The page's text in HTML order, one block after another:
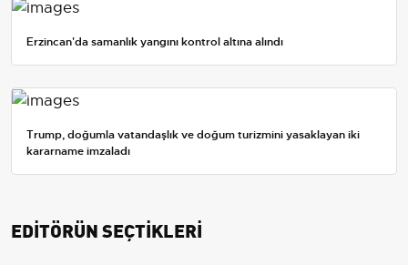
Erzincan'da samanlık yangını kontrol altına alındı
Trump, doğumla vatandaşlık ve doğum turizmini yasaklayan iki
kararname imzaladı
EDİTÖRÜN SEÇTİKLERİ